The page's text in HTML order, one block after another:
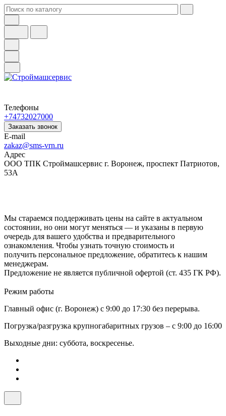
Телефоны
+74732027000
Заказать звонок
E-mail
zakaz@sms-vrn.ru
Адрес
ООО ТПК Строймашсервис г. Воронеж, проспект Патриотов,
53А
Мы стараемся поддерживать цены на сайте в актуальном
состоянии, но они могут меняться — и указаны в первую
очередь для вашего удобства и предварительного
ознакомления. Чтобы узнать точную стоимость и
получить персональное предложение, обратитесь к нашим
менеджерам.
Предложение не является публичной офертой (ст. 435 ГК РФ).
Режим работы
Главный офис (г. Воронеж) с 9:00 до 17:30 без перерыва.
Погрузка/разгрузка крупногабаритных грузов – с 9:00 до 16:00
Выходные дни: суббота, воскресенье.